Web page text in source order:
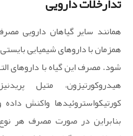
همانند سایر گیاهان دارویی
همزمان با دارو‌های شیمیایی
شود. مصرف این گیاه با دارو‌های
هیدروکورتیزون، متیل
کورتیکواستروئید‌ها واکنش
بنابراین در صورت مصرف هر